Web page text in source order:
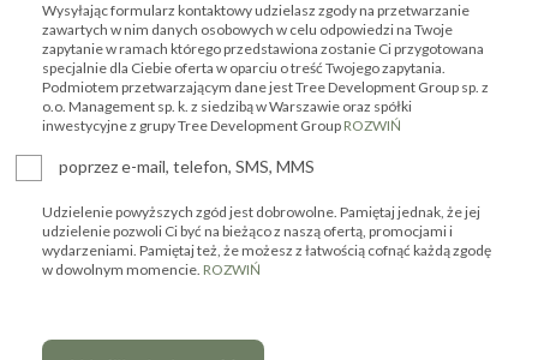
Wysyłając formularz kontaktowy udzielasz zgody na przetwarzanie
zawartych w nim danych osobowych w celu odpowiedzi na Twoje
zapytanie w ramach którego przedstawiona zostanie Ci przygotowana
specjalnie dla Ciebie oferta w oparciu o treść Twojego zapytania.
Podmiotem przetwarzającym dane jest Tree Development Group sp. z
o.o. Management sp. k. z siedzibą w Warszawie oraz spółki
inwestycyjne z grupy Tree Development Group ROZWIŃ
poprzez e-mail, telefon, SMS, MMS
Udzielenie powyższych zgód jest dobrowolne. Pamiętaj jednak, że jej
udzielenie pozwoli Ci być na bieżąco z naszą ofertą, promocjami i
wydarzeniami. Pamiętaj też, że możesz z łatwością cofnąć każdą zgodę
w dowolnym momencie. ROZWIŃ